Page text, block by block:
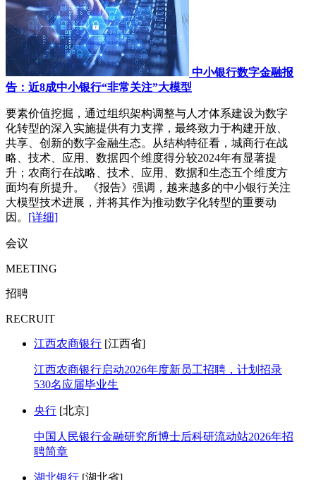
中小银行数字金融报
告：近8成中小银行“非常关注”大模型
要素价值挖掘，通过组织架构调整与人才体系建设为数字
化转型的深入实施提供有力支撑，最终致力于构建开放、
共享、创新的数字金融生态。从结构特征看，城商行在战
略、技术、应用、数据四个维度得分较2024年有显著提
升；农商行在战略、技术、应用、数据和生态五个维度方
面均有所提升。 《报告》强调，越来越多的中小银行关注
大模型技术进展，并将其作为推动数字化转型的重要动
因。 [详细]
会议
MEETING
招聘
RECRUIT
江西农商银行 [江西省]
江西农商银行启动2026年度新员工招聘，计划招录
530名应届毕业生
央行 [北京]
中国人民银行金融研究所博士后科研流动站2026年招
聘简章
湖北银行 [湖北省]